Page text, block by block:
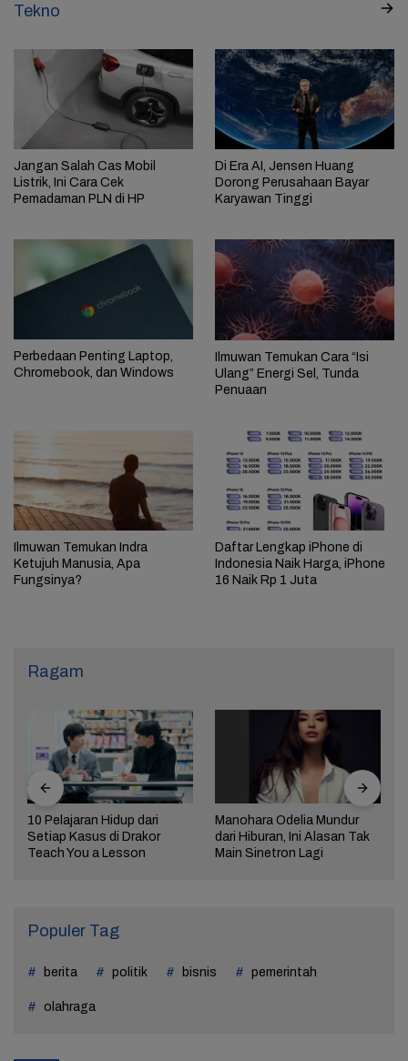
Tekno
Jangan Salah Cas Mobil
Listrik, Ini Cara Cek
Pemadaman PLN di HP
Di Era AI, Jensen Huang
Dorong Perusahaan Bayar
Karyawan Tinggi
Perbedaan Penting Laptop,
Chromebook, dan Windows
Ilmuwan Temukan Cara “Isi
Ulang” Energi Sel, Tunda
Penuaan
Ilmuwan Temukan Indra
Ketujuh Manusia, Apa
Fungsinya?
Daftar Lengkap iPhone di
Indonesia Naik Harga, iPhone
16 Naik Rp 1 Juta
Ragam
10 Pelajaran Hidup dari
Setiap Kasus di Drakor
Teach You a Lesson
Manohara Odelia Mundur
dari Hiburan, Ini Alasan Tak
Main Sinetron Lagi
Populer Tag
berita politik bisnis pemerintah
olahraga